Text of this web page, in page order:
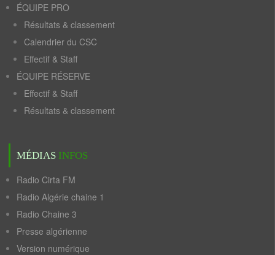
ÉQUIPE PRO
Résultats & classement
Calendrier du CSC
Effectif & Staff
ÉQUIPE RÉSERVE
Effectif & Staff
Résultats & classement
MÉDIAS INFOS
Radio Cirta FM
Radio Algérie chaine 1
Radio Chaine 3
Presse algérienne
Version numérique